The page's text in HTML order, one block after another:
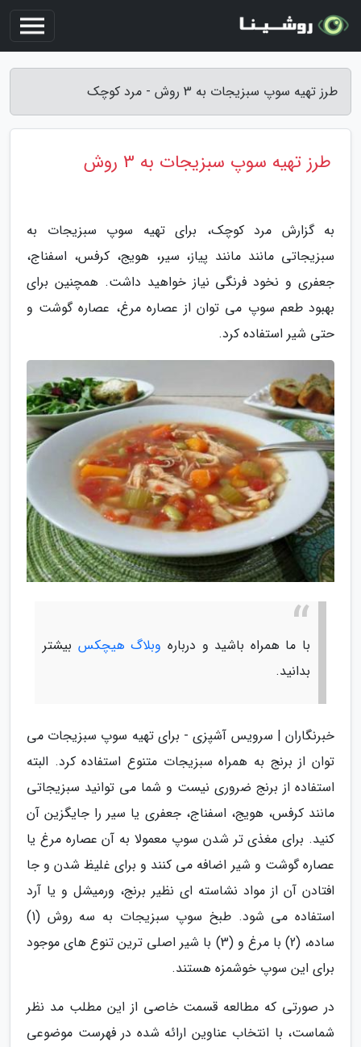
طرز تهیه سوپ سبزیجات به 3 روش - مرد کوچک
طرز تهیه سوپ سبزیجات به 3 روش
به گزارش مرد کوچک، برای تهیه سوپ سبزیجات به
سبزیجاتی مانند مانند پیاز، سیر، هویج، کرفس، اسفناج،
جعفری و نخود فرنگی نیاز خواهید داشت. همچنین برای
بهبود طعم سوپ می توان از عصاره مرغ، عصاره گوشت و
حتی شیر استفاده کرد.
با ما همراه باشید و درباره وبلاگ هیچکس بیشتر
بدانید.
خبرنگاران | سرویس آشپزی - برای تهیه سوپ سبزیجات می
توان از برنج به همراه سبزیجات متنوع استفاده کرد. البته
استفاده از برنج ضروری نیست و شما می توانید سبزیجاتی
مانند کرفس، هویج، اسفناج، جعفری یا سیر را جایگزین آن
کنید. برای مغذی تر شدن سوپ معمولا به آن عصاره مرغ یا
عصاره گوشت و شیر اضافه می کنند و برای غلیظ شدن و جا
افتادن آن از مواد نشاسته ای نظیر برنج، ورمیشل و یا آرد
استفاده می شود. طبخ سوپ سبزیجات به سه روش (1)
ساده، (2) با مرغ و (3) با شیر اصلی ترین تنوع های موجود
برای این سوپ خوشمزه هستند.
در صورتی که مطالعه قسمت خاصی از این مطلب مد نظر
شماست، با انتخاب عناوین ارائه شده در فهرست موضوعی